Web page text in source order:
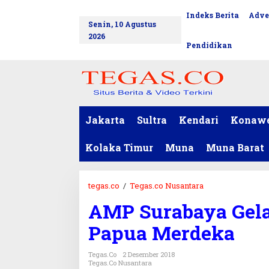
Senin, 10 Agustus
2026
Indeks Berita
Pendidikan
Jakarta Sultra Kendari
Kolaka Timur Muna Muna Barat
tegas.co / Tegas.co Nusantara
P
S
u
AMP Surabaya
Papua Merdeka
Tegas.co
2 Desember 2018
Tegas.co Nusantara